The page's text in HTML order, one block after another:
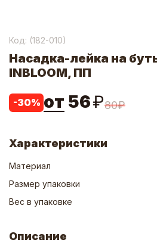
Код: (182-010)
Насадка-лейка на
INBLOOM, ПП
-30% от 56₽80₽
Характеристики
Материал
Размер упаковки
Вес в упаковке
Описание